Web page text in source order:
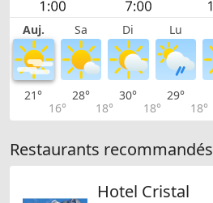
Auj. Sa Di Lu
21°
16°
28°
18°
30°
18°
29°
18°
Restaurants recommandés
Hotel Cristal